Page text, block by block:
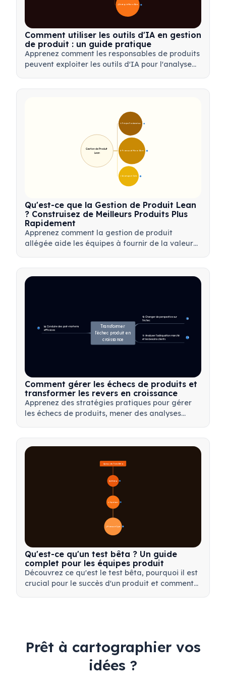
📋 Stratégie de Mise en Œuvre
Comment utiliser les outils d'IA en gestion
de produit : un guide pratique
Apprenez comment les responsables de produits
peuvent exploiter les outils d'IA pour l'analyse
🎯 Principes Fondamentaux 9
🛠️ Processus de Mise en Œuvre 12
💡 Avantages et Outils
Gestion de Produit
Lean
Qu'est-ce que la Gestion de Produit Lean
? Construisez de Meilleurs Produits Plus
Rapidement
Apprenez comment la gestion de produit
allégée aide les équipes à fournir de la valeur
sur l'essentiel.
🔄 Changer de perspective sur
l'échec
4
📊 Conduire des post-mortems
efficaces
7
🎯 Analyser l'adéquation marché
et les besoins clients
14
Transformer
l'échec produit en
croissance
Comment gérer les échecs de produits et
transformer les revers en croissance
Apprenez des stratégies pratiques pour gérer
les échecs de produits, mener des analyses
pour votre équipe.
🔍 Définition
🎯 Importance
📋 Processus et Types
Aperçu des Tests Bêta
Qu'est-ce qu'un test bêta ? Un guide
complet pour les équipes produit
Découvrez ce qu'est le test bêta, pourquoi il est
crucial pour le succès d'un produit et comment
Prêt à cartographier vos
idées ?